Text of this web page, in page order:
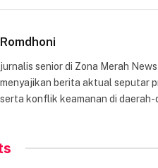
Romdhoni
jurnalis senior di Zona Merah
menyajikan berita aktual seputar
serta konflik keamanan di